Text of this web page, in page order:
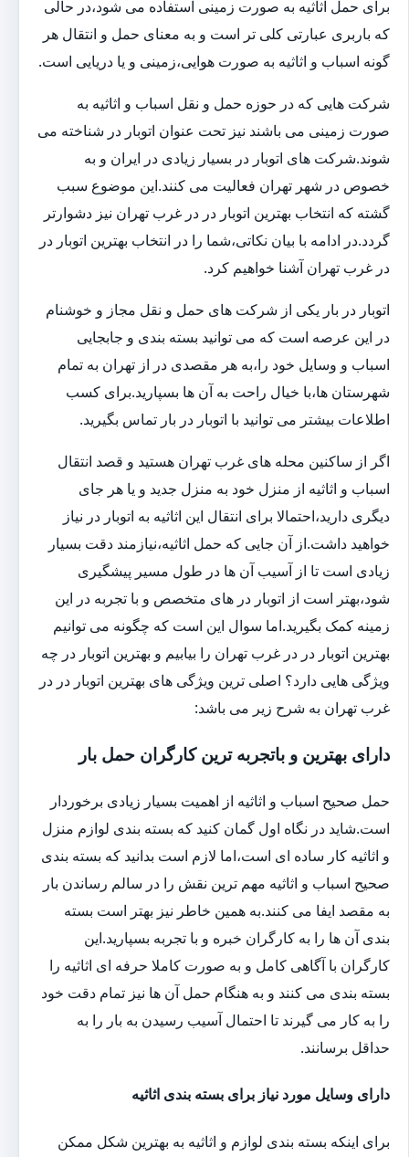
برای حمل اثاثیه به صورت زمینی استفاده می شود،در حالی
که باربری عبارتی کلی تر است و به معنای حمل و انتقال هر
گونه اسباب و اثاثیه به صورت هوایی،زمینی و یا دریایی است.
شرکت هایی که در حوزه حمل و نقل اسباب و اثاثیه به
صورت زمینی می باشند نیز تحت عنوان اتوبار در شناخته می
شوند.شرکت های اتوبار در بسیار زیادی در ایران و به
خصوص در شهر تهران فعالیت می کنند.این موضوع سبب
گشته که انتخاب بهترین اتوبار در در غرب تهران نیز دشوارتر
گردد.در ادامه با بیان نکاتی،شما را در انتخاب بهترین اتوبار در
در غرب تهران آشنا خواهیم کرد.
اتوبار در بار یکی از شرکت های حمل و نقل مجاز و خوشنام
در این عرصه است که می توانید بسته بندی و جابجایی
اسباب و وسایل خود را،به هر مقصدی در از تهران به تمام
شهرستان ها،با خیال راحت به آن ها بسپارید.برای کسب
اطلاعات بیشتر می توانید با اتوبار در بار تماس بگیرید.
اگر از ساکنین محله های غرب تهران هستید و قصد انتقال
اسباب و اثاثیه از منزل خود به منزل جدید و یا هر جای
دیگری دارید،احتمالا برای انتقال این اثاثیه به اتوبار در نیاز
خواهید داشت.از آن جایی که حمل اثاثیه،نیازمند دقت بسیار
زیادی است تا از آسیب آن ها در طول مسیر پیشگیری
شود،بهتر است از اتوبار در های متخصص و با تجربه در این
زمینه کمک بگیرید.اما سوال این است که چگونه می توانیم
بهترین اتوبار در در غرب تهران را بیابیم و بهترین اتوبار در چه
ویژگی هایی دارد؟ اصلی ترین ویژگی های بهترین اتوبار در در
غرب تهران به شرح زیر می باشد:
دارای بهترین و باتجربه ترین کارگران حمل بار
حمل صحیح اسباب و اثاثیه از اهمیت بسیار زیادی برخوردار
است.شاید در نگاه اول گمان کنید که بسته بندی لوازم منزل
و اثاثیه کار ساده ای است،اما لازم است بدانید که بسته بندی
صحیح اسباب و اثاثیه مهم ترین نقش را در سالم رساندن بار
به مقصد ایفا می کنند.به همین خاطر نیز بهتر است بسته
بندی آن ها را به کارگران خبره و با تجربه بسپارید.این
کارگران با آگاهی کامل و به صورت کاملا حرفه ای اثاثیه را
بسته بندی می کنند و به هنگام حمل آن ها نیز تمام دقت خود
را به کار می گیرند تا احتمال آسیب رسیدن به بار را به
حداقل برسانند.
دارای وسایل مورد نیاز برای بسته بندی اثاثیه
برای اینکه بسته بندی لوازم و اثاثیه به بهترین شکل ممکن